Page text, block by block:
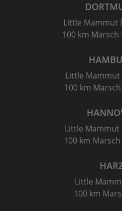
Little Mammut
100 km
Little
100 km
Little Mammut
100 km
Little
100 km